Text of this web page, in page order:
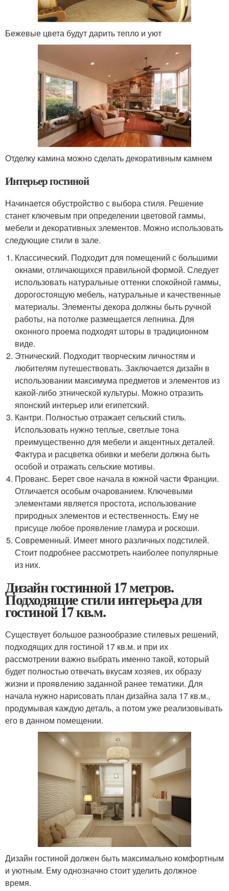
Бежевые цвета будут дарить тепло и уют
Отделку камина можно сделать декоративным камнем
Интерьер гостиной
Начинается обустройство с выбора стиля. Решение
станет ключевым при определении цветовой гаммы,
мебели и декоративных элементов. Можно использовать
следующие стили в зале.
Классический. Подходит для помещений с большими
окнами, отличающихся правильной формой. Следует
использовать натуральные оттенки спокойной гаммы,
дорогостоящую мебель, натуральные и качественные
материалы. Элементы декора должны быть ручной
работы, на потолке размещается лепнина. Для
оконного проема подходят шторы в традиционном
виде.
Этнический. Подходит творческим личностям и
любителям путешествовать. Заключается дизайн в
использовании максимума предметов и элементов из
какой-либо этнической культуры. Можно отразить
японский интерьер или египетский.
Кантри. Полностью отражает сельский стиль.
Использовать нужно теплые, светлые тона
преимущественно для мебели и акцентных деталей.
Фактура и расцветка обивки и мебели должна быть
особой и отражать сельские мотивы.
Прованс. Берет свое начала в южной части Франции.
Отличается особым очарованием. Ключевыми
элементами является простота, использование
природных элементов и естественность. Ему не
присуще любое проявление гламура и роскоши.
Современный. Имеет много различных подстилей.
Стоит подробнее рассмотреть наиболее популярные
из них.
Дизайн гостинной 17 метров.
Подходящие стили интерьера для
гостиной 17 кв.м.
Существует большое разнообразие стилевых решений,
подходящих для гостиной 17 кв.м. и при их
рассмотрении важно выбрать именно такой, который
будет полностью отвечать вкусам хозяев, их образу
жизни и проявлению заданной ранее тематики. Для
начала нужно нарисовать план дизайна зала 17 кв.м.,
продумывая каждую деталь, а потом уже реализовывать
его в данном помещении.
Дизайн гостиной должен быть максимально комфортным
и уютным. Ему однозначно стоит уделить должное
время.